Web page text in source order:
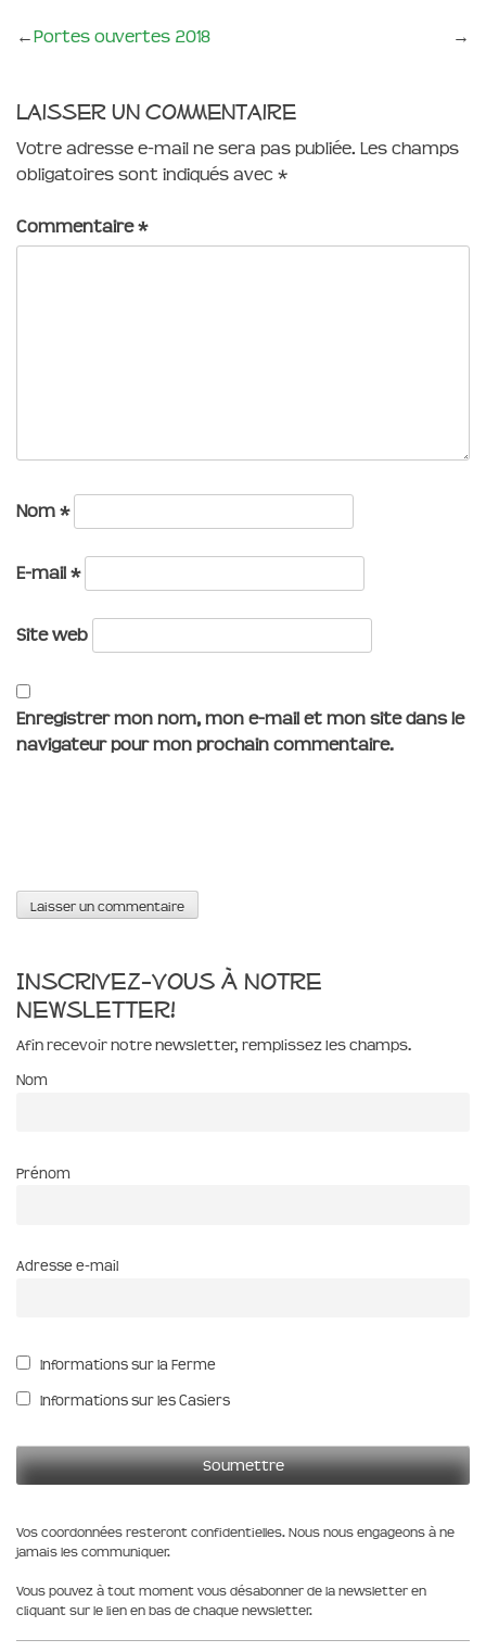
←Portes ouvertes 2018 →
Laisser un commentaire
Votre adresse e-mail ne sera pas publiée. Les champs
obligatoires sont indiqués avec *
Commentaire*
Nom *
E-mail *
Site web
Enregistrer mon nom, mon e-mail et mon site dans le
navigateur pour mon prochain commentaire.
Inscrivez-vous à notre
newsletter!
Afin recevoir notre newsletter, remplissez les champs.
Nom
Prénom
Adresse e-mail
Informations sur la Ferme
Informations sur les Casiers
Vos coordonnées resteront confidentielles. Nous nous engageons à ne
jamais les communiquer.
Vous pouvez à tout moment vous désabonner de la newsletter en
cliquant sur le lien en bas de chaque newsletter.